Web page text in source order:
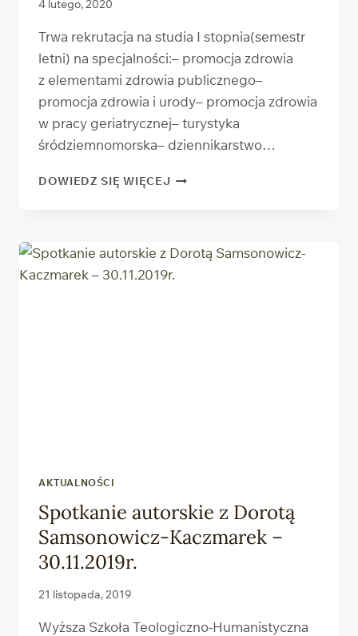
4 lutego, 2020
Trwa rekrutacja na studia I stopnia(semestr
letni) na specjalności:– promocja zdrowia
z elementami zdrowia publicznego–
promocja zdrowia i urody– promocja zdrowia
w pracy geriatrycznej– turystyka
śródziemnomorska– dziennikarstwo…
DOWIEDZ SIĘ WIĘCEJREKRUTACJA
AKTUALNOŚCI
Spotkanie autorskie z Dorotą
Samsonowicz-Kaczmarek –
30.11.2019r.
21 listopada, 2019
Wyższa Szkoła Teologiczno-Humanistyczna